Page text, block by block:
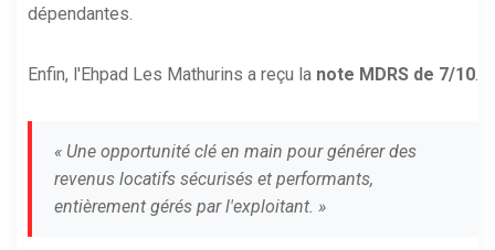
dépendantes.
Enfin, l'Ehpad Les Mathurins a reçu la note MDRS de 7/10.
« Une opportunité clé en main pour générer des
revenus locatifs sécurisés et performants,
entièrement gérés par l'exploitant. »